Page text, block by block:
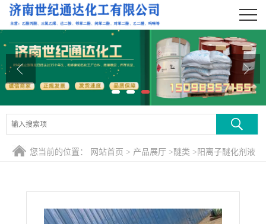
公司首页
公司介绍
产品展厅
证书荣誉
您当前的位置： 网站首页 > 产品展厅 >醚类 > 阳离子醚化剂液